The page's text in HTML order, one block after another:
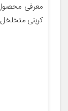
معرفی
کربنی